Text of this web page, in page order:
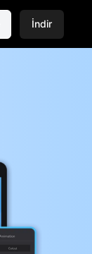
İndir